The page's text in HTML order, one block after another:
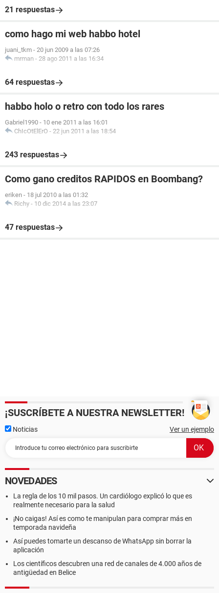
21 respuestas
como hago mi web habbo hotel
juani_tkm - 20 jun 2009 a las 07:26
mrman - 28 ago 2011 a las 16:34
64 respuestas
habbo holo o retro con todo los rares
Gabriel1990 - 10 ene 2011 a las 16:01
ChIcOtElErO - 22 jun 2011 a las 18:54
243 respuestas
Como gano creditos RAPIDOS en Boombang?
eriken - 18 jul 2010 a las 01:32
Richy - 10 dic 2014 a las 23:07
47 respuestas
¡SUSCRÍBETE A NUESTRA NEWSLETTER!
Noticias Ver un ejemplo
NOVEDADES
La regla de los 10 mil pasos. Un cardiólogo explicó lo que es
realmente necesario para la salud
¡No caigas! Así es como te manipulan para comprar más en
temporada navideña
Así puedes tomarte un descanso de WhatsApp sin borrar la
aplicación
Los científicos descubren una red de canales de 4.000 años de
antigüedad en Belice